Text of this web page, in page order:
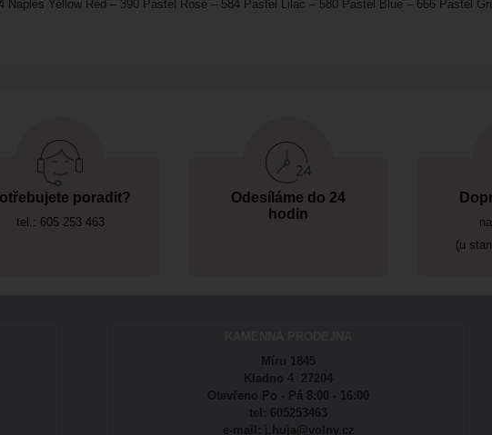
Naples Yellow Red – 390 Pastel Rose – 584 Pastel Lilac – 580 Pastel Blue – 666 Pastel
poradit?
tel.: 605 253 463
Odesíláme do 24
hodin
(u
Míru 1845
Kladno 4 27204
Otevřeno Po - Pá 8:00 - 16:00
tel: 605253463
e-mail: j.huja@volny.cz